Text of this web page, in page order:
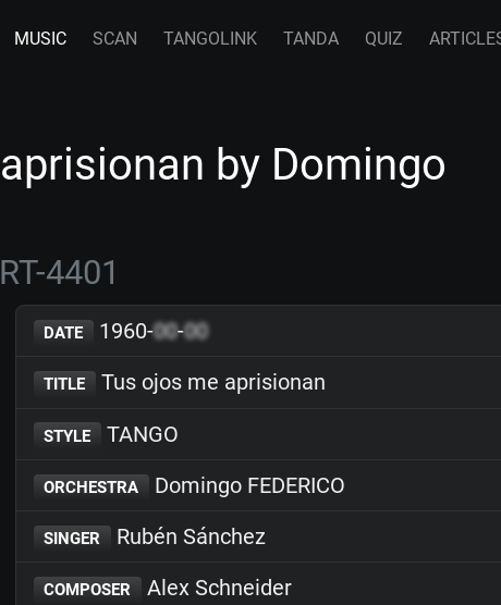
MUSIC SCAN TANGOLINK TANDA QUIZ
by Domingo
4401
DATE 1960-00-00
TITLE Tus ojos me aprisionan
STYLE TANGO
ORCHESTRA Domingo FEDERICO
SINGER Rubén Sánchez
COMPOSER Alex Schneider